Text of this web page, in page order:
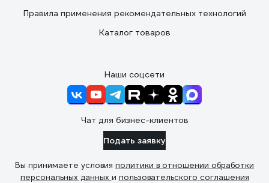
Правила применения рекомендательных технологий
Каталог товаров
Наши соцсети
Чат для бизнес-клиентов
Подать заявку
Вы принимаете условия политики в отношении обработки
персональных данных и пользовательского соглашения